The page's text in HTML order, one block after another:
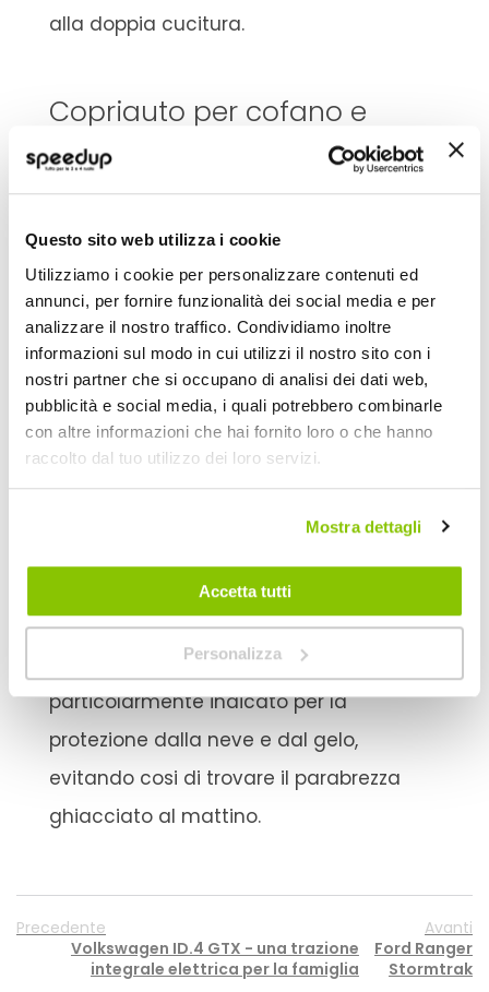
Questo sito web utilizza i cookie
Utilizziamo i cookie per personalizzare contenuti ed
annunci, per fornire funzionalità dei social media e per
analizzare il nostro traffico. Condividiamo inoltre
informazioni sul modo in cui utilizzi il nostro sito con i
nostri partner che si occupano di analisi dei dati web,
pubblicità e social media, i quali potrebbero combinarle
con altre informazioni che hai fornito loro o che hanno
raccolto dal tuo utilizzo dei loro servizi.
Mostra dettagli
Accetta tutti
Personalizza
alla doppia cucitura.
Copriauto per cofano e
parabrezza
di ridurre notevolmente il calore interno
dell’auto durante la stagione estiva.
Durante il periodo invernale è
particolarmente indicato per la
protezione dalla neve e dal gelo,
evitando cosi di trovare il parabrezza
ghiacciato al mattino.
Precedente
Volkswagen ID.4 GTX - una trazione
integrale elettrica per la famiglia
Avanti
Ford Ranger
Stormtrak